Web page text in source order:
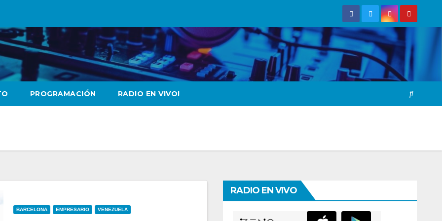
PROGRAMACIÓN RADIO EN VIVO!
BARCELONA EMPRESARIO VENEZUELA
RADIO EN VIVO